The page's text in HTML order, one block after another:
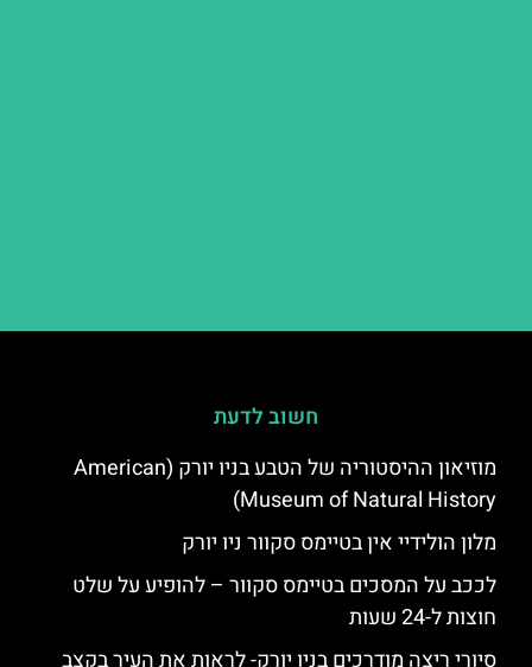
חשוב לדעת
מוזיאון ההיסטוריה של הטבע בניו יורק (American
Museum of Natural History)
מלון הולידיי אין בטיימס סקוור ניו יורק
לככב על המסכים בטיימס סקוור – להופיע על שלט
חוצות ל-24 שעות